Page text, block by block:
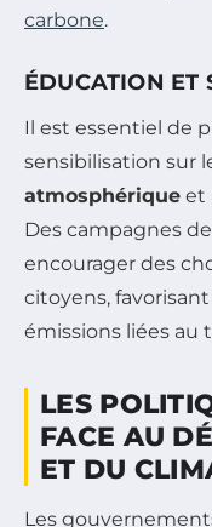
carbone.
ÉDUCATION ET
Il est essentiel de
sensibilisation sur
atmosphérique et
Des campagnes
encourager des
citoyens,
émissions liées au
LES
FACE AU
ET DU
Les